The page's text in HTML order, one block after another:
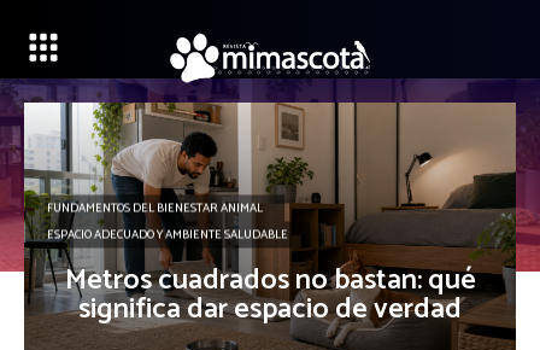
FUNDAMENTOS DEL BIENESTAR ANIMAL
ESPACIO ADECUADO Y AMBIENTE SALUDABLE
Metros cuadrados no bastan: qué
significa dar espacio de verdad